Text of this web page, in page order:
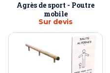
Agrès de sport - Poutre
mobile
Sur devis